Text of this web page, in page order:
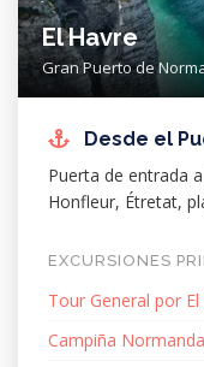
El Havre
Gran Puerto de
Desde el
Puerta de entrada
Honfleur, Étretat,
EXCURSIONES
Tour General por El
Campiña Normanda